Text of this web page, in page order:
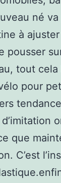
né
à
pousser
tout cela
pour
que
C’est